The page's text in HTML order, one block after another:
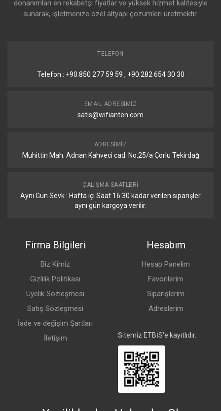
donanımları en rekabetçi fiyatlar ve yüksek hizmet kalitesiyle
sunarak, işletmenize özel altyapı çözümleri üretmektir.
TELEFON
Telefon : +90.850 277 59 59 , +90.282 654 30 30
EMAIL ADRESIMIZ
satis@wifianten.com
ADRESIMIZ
Muhittin Mah. Adnan Kahveci cad. No:25/a Çorlu Tekirdağ
ÇALIŞMA SAATLERI
Aynı Gün Sevk : Hafta içi Saat 16:30 kadar verilen siparişler
aynı gün kargoya verilir.
Firma Bilgileri
Biz Kimiz
Gizlilik Politikası
Üyelik Sözleşmesi
Satış Sözleşmesi
İade ve değişim Şartları
İletişim
Hesabım
Hesap Panelim
Favorilerim
Siparişlerim
Adreslerim
Sitemiz ETBİS'e kayıtlıdır.